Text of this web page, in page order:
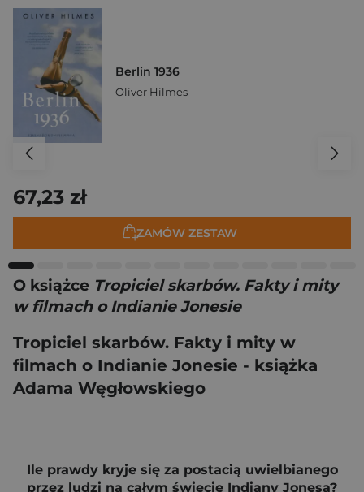
Berlin 1936
Oliver Hilmes
67,23 zł
ZAMÓW ZESTAW
O książce Tropiciel skarbów. Fakty i mity
w filmach o Indianie Jonesie
Tropiciel skarbów. Fakty i mity w
filmach o Indianie Jonesie - książka
Adama Węgłowskiego
Ile prawdy kryje się za postacią uwielbianego
przez ludzi na całym świecie Indiany Jonesa?